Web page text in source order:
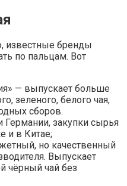
известные бренды
по пальцам. Вот
— выпускает больше
зеленого, белого чая,
сборов.
Германии, закупки сырья
и в Китае;
но качественный
Выпускает
чёрный чай без